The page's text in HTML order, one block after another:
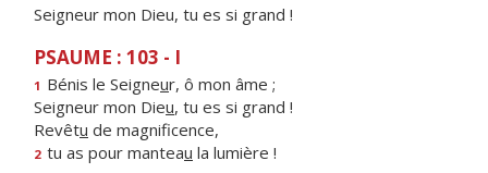
Seigneur mon Dieu, tu es si grand !
PSAUME : 103 - I
1 Bénis le Seigneur, ô mon âme ;
Seigneur mon Dieu, tu es si grand !
Revêtu de magnificence,
2 tu as pour manteau la lumière !